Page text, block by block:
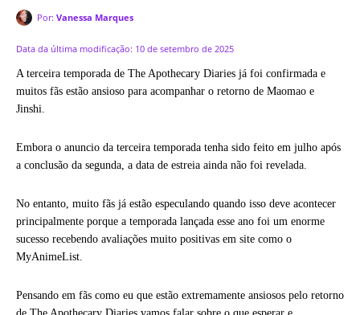
Por: Vanessa Marques
Data da última modificação: 10 de setembro de 2025
A terceira temporada de The Apothecary Diaries já foi confirmada e
muitos fãs estão ansioso para acompanhar o retorno de Maomao e
Jinshi.
Embora o anuncio da terceira temporada tenha sido feito em julho após
a conclusão da segunda, a data de estreia ainda não foi revelada.
No entanto, muito fãs já estão especulando quando isso deve acontecer
principalmente porque a temporada lançada esse ano foi um enorme
sucesso recebendo avaliações muito positivas em site como o
MyAnimeList.
Pensando em fãs como eu que estão extremamente ansiosos pelo retorno